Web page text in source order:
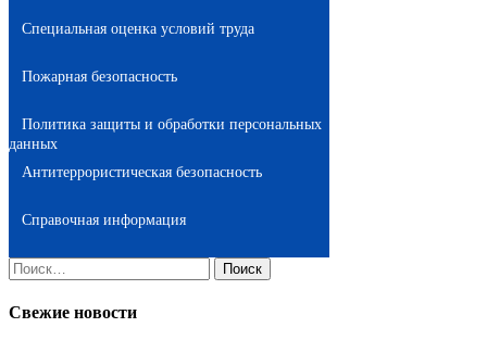
Специальная оценка условий труда
Пожарная безопасность
Политика защиты и обработки персональных
данных
Антитеррористическая безопасность
Справочная информация
Найти:
Свежие новости